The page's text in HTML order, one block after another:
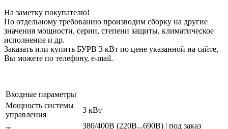
На заметку покупателю!
По отдельному требованию производим сборку на другие
значения мощности, серии, степени защиты, климатическое
исполнение и др.
Заказать или купить БУРВ 3 кВт по цене указанной на сайте,
Вы можете по телефону, e-mail.
Входные параметры
Мощность системы
управления
3 кВт
380/400В (220В...690В) | под заказ